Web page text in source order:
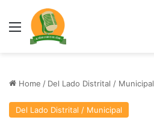
Menu
Home / Del Lado Distrital / Municipal
Del Lado Distrital / Municipal